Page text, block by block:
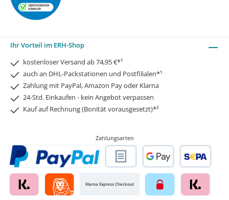
Ihr Vorteil im ERH-Shop
kostenloser Versand ab 74,95 €*¹
auch an DHL-Packstationen und Postfilialen*¹
Zahlung mit PayPal, Amazon Pay oder Klarna
24-Std. Einkaufen - kein Angebot verpassen
Kauf auf Rechnung (Bonität vorausgesetzt)*²
Zahlungsarten
Klarna Express Checkout